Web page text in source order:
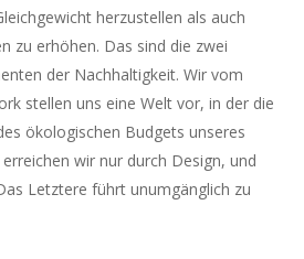
herzustellen als auch
zu erhöhen. Das sind die zwei
der Nachhaltigkeit. Wir vom
stellen uns eine Welt vor, in der die
ökologischen Budgets unseres
wir nur durch Design, und
Letztere führt unumgänglich zu